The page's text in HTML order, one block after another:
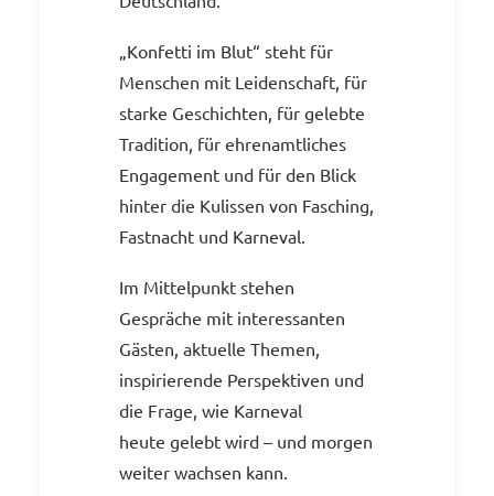
„Konfetti im Blut“ steht für
Menschen mit Leidenschaft, für
starke Geschichten, für gelebte
Tradition, für ehrenamtliches
Engagement und für den Blick
hinter die Kulissen von Fasching,
Fastnacht und Karneval.
Im Mittelpunkt stehen
Gespräche mit interessanten
Gästen, aktuelle Themen,
inspirierende Perspektiven und
die Frage, wie Karneval
heute gelebt wird – und morgen
weiter wachsen kann.